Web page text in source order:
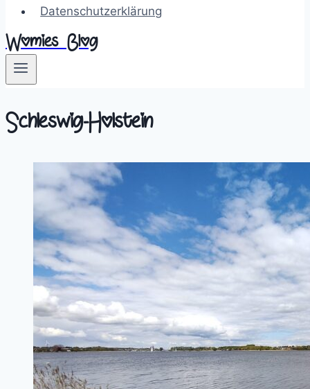
Datenschutzerklärung
Womies Blog
Schleswig-Holstein